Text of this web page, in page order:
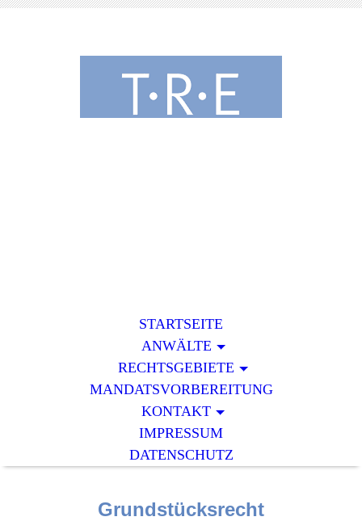
STARTSEITE
ANWÄLTE
RECHTSGEBIETE
MANDATSVORBEREITUNG
KONTAKT
IMPRESSUM
DATENSCHUTZ
Grundstücksrecht